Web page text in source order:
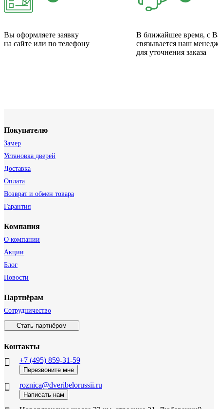
Вы оформляете заявку
на сайте или по телефону
В ближайшее время, с
связывается наш
для уточнения заказа
Покупателю
Замер
Установка дверей
Доставка
Оплата
Возврат и обмен товара
Гарантия
Компания
О компании
Акции
Блог
Новости
Партнёрам
Сотрудничество
Стать партнёром
Контакты
+7 (495) 859-31-59
Перезвоните мне
roznica@dveribelorussii.ru
Написать нам